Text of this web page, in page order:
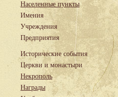
Населенные пункты
Имения
Учреждения
Предприятия
Исторические события
Церкви и монастыри
Некрополь
Награды